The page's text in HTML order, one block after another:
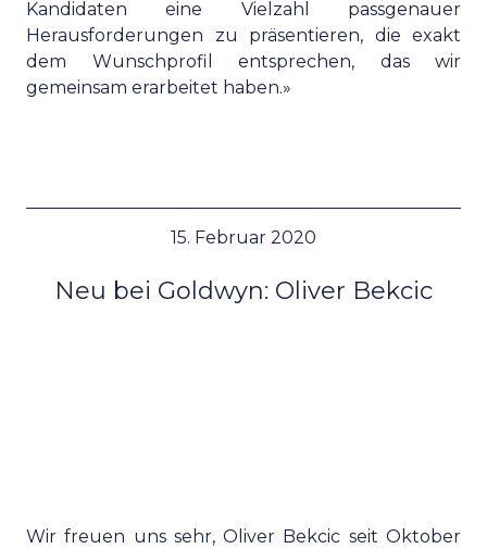
Kandidaten eine Vielzahl passgenauer
Herausforderungen zu präsentieren, die exakt
dem Wunschprofil entsprechen, das wir
gemeinsam erarbeitet haben.»
15. Februar 2020
Neu bei Goldwyn: Oliver Bekcic
Wir freuen uns sehr, Oliver Bekcic seit Oktober